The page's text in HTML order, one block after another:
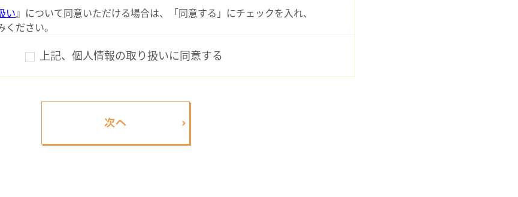
い』について同意いただける場合は、「同意する」にチェックを入れ、
ください。
上記、個人情報の取り扱いに同意する